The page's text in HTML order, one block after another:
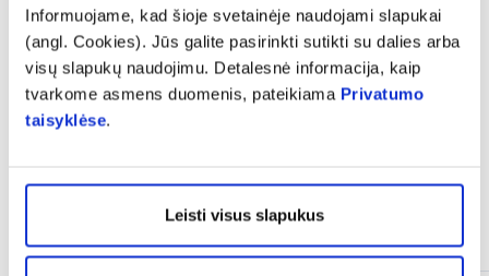
Informuojame, kad šioje svetainėje naudojami slapukai
(angl. Cookies). Jūs galite pasirinkti sutikti su dalies arba
visų slapukų naudojimu. Detalesnė informacija, kaip
tvarkome asmens duomenis, pateikiama Privatumo
taisyklėse.
Leisti visus slapukus
Sagutė
Panašios prekės